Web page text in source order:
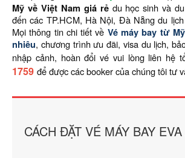
Mỹ về Việt Nam giá rẻdu học sinh và
đến các TP.HCM, Hà Nội, Đà Nẵng du
Mọi thông tin chi tiết về Vé máy bay từ
nhiêu, chương trình ưu đãi, visa du lịch,
nhập cảnh, hoàn đổi vé vui lòng liên hệ
1759 để được các booker của chúng tôi tư
CÁCH ĐẶT VÉ MÁY BAY